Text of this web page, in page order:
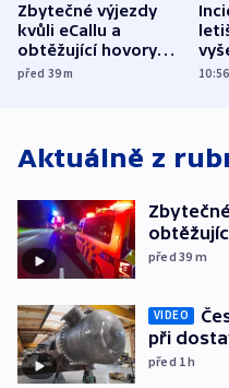
Zbytečné výjezdy
kvůli eCallu a
obtěžující hovory
zdržují záchranáře
před 39m 10:56
Aktuálně z
před 39 m
VIDEO
při
před 1h